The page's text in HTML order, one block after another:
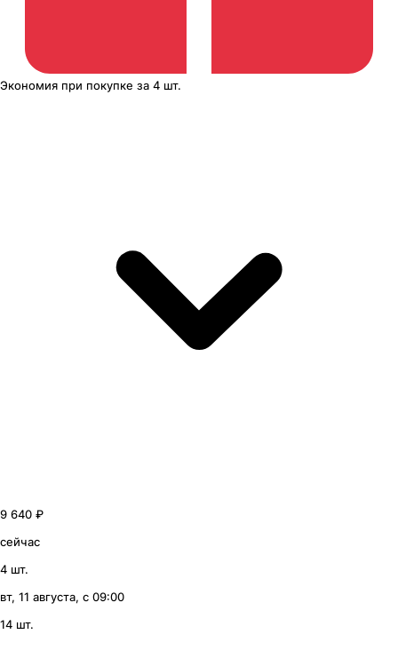
Экономия при покупке за 4 шт.
9 640 ₽
сейчас
4 шт.
вт, 11 августа, с 09:00
14 шт.